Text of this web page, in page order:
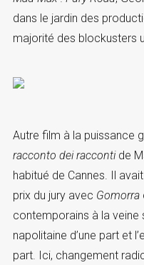
dans le jardin des
majorité des blockusters
Autre film à la puissance
racconto dei raccontide
habitué de Cannes. Il
prix du jury avec Gomorra
contemporains à la veine
napolitaine d’une part et
part. Ici, changement